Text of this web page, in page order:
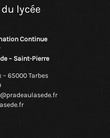
lycée
Continue
– Saint-Pierre
– 65000 Tarbes